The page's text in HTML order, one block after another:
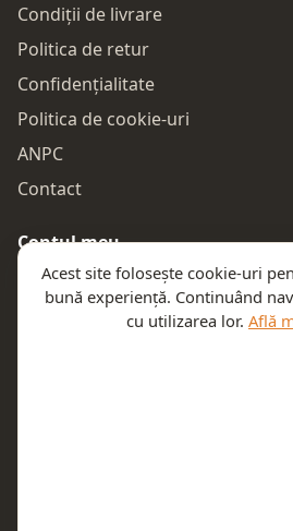
Condiții de livrare
Politica de retur
Confidențialitate
Politica de cookie-uri
ANPC
Contact
Contul meu
Autentificare
Comenzile mele
Acest site folosește cookie-uri
bună experiență. Continuând
cu utilizarea lor. Află